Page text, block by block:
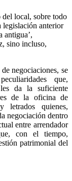
local, sobre todo
legislación anterior
antigua’,
sino incluso,
negociaciones, se
que,
da la suficiente
de la oficina de
letrados quienes,
negociación dentro
entre arrendador
con el tiempo,
patrimonial del